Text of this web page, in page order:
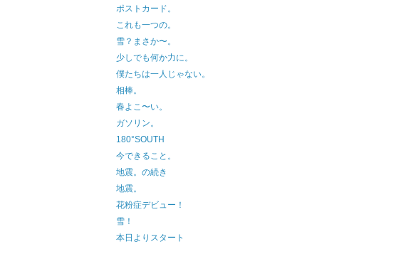
ポストカード。
これも一つの。
雪？まさか〜。
少しでも何か力に。
僕たちは一人じゃない。
相棒。
春よこ〜い。
ガソリン。
180°SOUTH
今できること。
地震。の続き
地震。
花粉症デビュー！
雪！
本日よりスタート